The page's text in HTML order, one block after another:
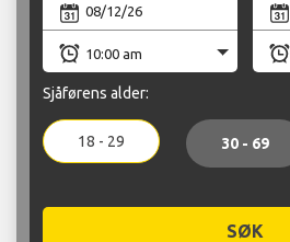
Sjåførens alder:
18 - 29 30 - 69
SØK